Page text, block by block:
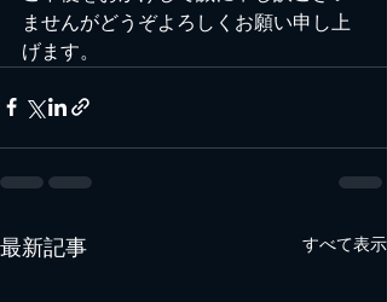
ませんがどうぞよろしくお願い申し上
げます。
最新記事 すべて表示